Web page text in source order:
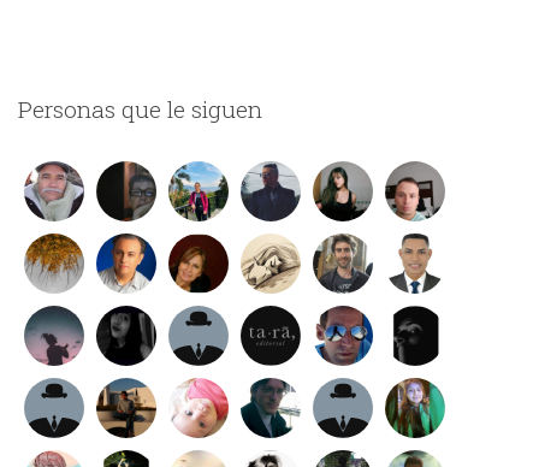
Personas que le siguen